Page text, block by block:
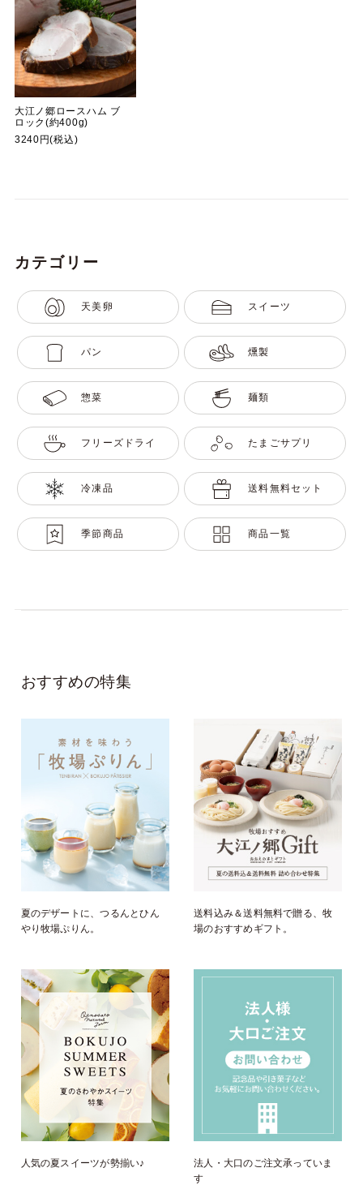
大江ノ郷ロースハム ブ
ロック(約400g)
3240円(税込)
カテゴリー
天美卵 スイーツ
パン 燻製
惣菜 麺類
フリーズドライ たまごサプリ
冷凍品 送料無料セット
季節商品 商品一覧
おすすめの特集
夏のデザートに、つるんとひん
やり牧場ぷりん。
送料込み＆送料無料で贈る、牧
場のおすすめギフト。
人気の夏スイーツが勢揃い♪
法人・大口のご注文承っていま
す